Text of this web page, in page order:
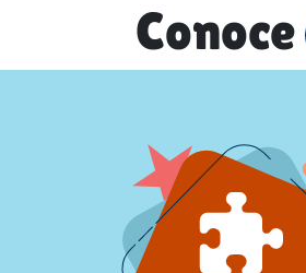
Conoce